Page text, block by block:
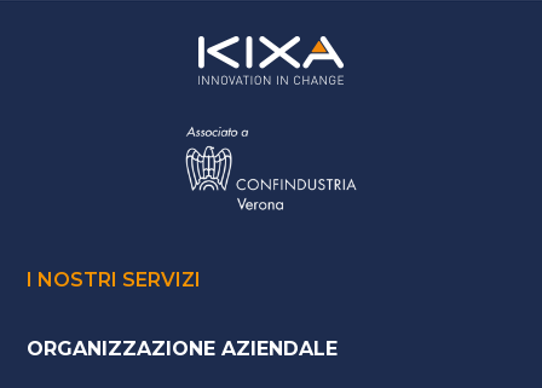
I NOSTRI SERVIZI
ORGANIZZAZIONE AZIENDALE